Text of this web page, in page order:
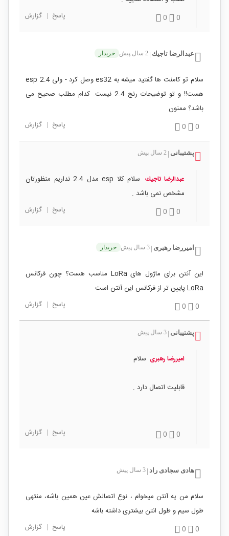
0
0 پاسخ | گزارش
عبدالرضا تاجيك 2 سال پیش خریدار
سلام تو کامنت ها گفتید میشه به es32 وصل کرد - ولی esp 2.4
هست!! و تو توضیحات رنج 2.4 نیست. کدام مطلب صحیح می
باشد؟ ممنون
0
0 پاسخ | گزارش
پشتیبانی 2 سال پیش
عبدالرضا تاجيك
سلام کلا esp مدل 2.4 نداریم منظورتان
مشخص نمی باشد .
0
0 پاسخ | گزارش
امیررضا رهبری 3 سال پیش خریدار
این آنتن برای ماژول های LoRa مناسب هست؟ چون فرکانس
LoRa پایین تر از فرکانس این آنتن است
0
0 پاسخ | گزارش
پشتیبانی 3 سال پیش
امیررضا رهبری سلام
قابلیت اتصال دارد .
0
0 پاسخ | گزارش
هادی سجادی راد 3 سال پیش
سلام من یه آنتن میخوام ، نوع اتصالش عین همین باشه، منتهی
طول سیم و طول انتن بیشتری داشته باشه
0
0 پاسخ | گزارش